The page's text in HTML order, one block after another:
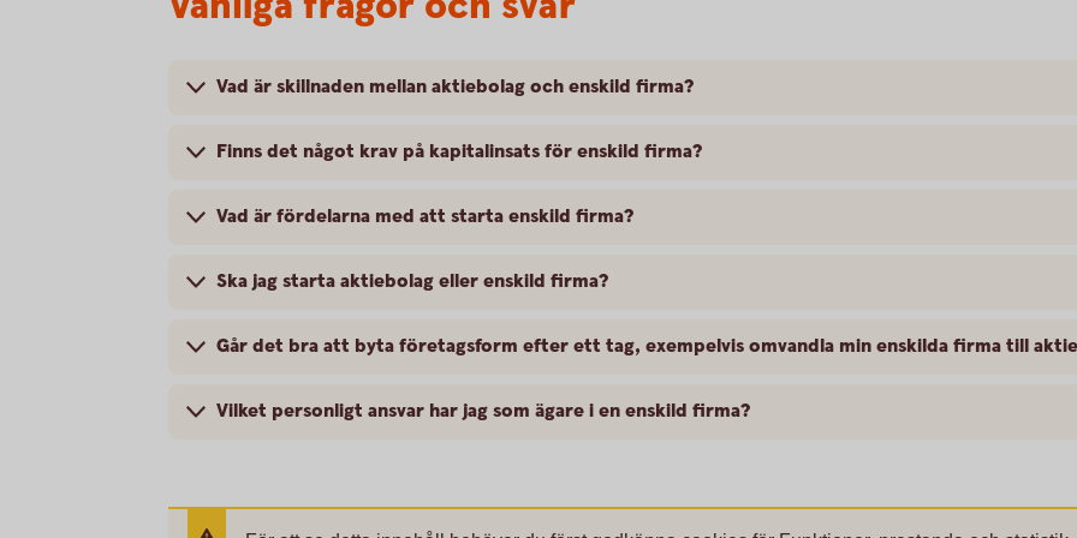
Vad är skillnaden mellan aktiebolag och enskild firma?
Finns det något krav på kapitalinsats för enskild firma?
Vad är fördelarna med att starta enskild firma?
Ska jag starta aktiebolag eller enskild firma?
Går det bra att byta företagsform efter ett tag, exempelvis omvandla min enskilda firma till
Vilket personligt ansvar har jag som ägare i en enskild firma?